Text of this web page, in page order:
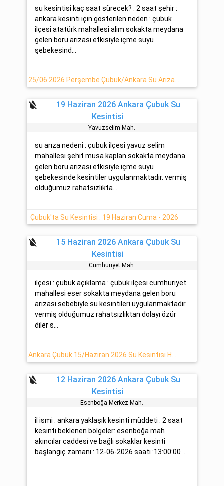
su kesintisi kaç saat sürecek? : 2 saat şehir :
ankara kesinti için gösterilen neden : çubuk
ilçesi atatürk mahallesi alim sokakta meydana
gelen boru arızası etkisiyle içme suyu
şebekesind...
format_color_reset
19 Haziran 2026 Ankara Çubuk Su
Kesintisi
Yavuzseli̇m Mah.
su arıza nedeni : çubuk ilçesi yavuz selim
mahallesi şehit musa kaplan sokakta meydana
gelen boru arızası etkisiyle içme suyu
şebekesinde kesintiler uygulanmaktadır. vermiş
olduğumuz rahatsızlıkta...
Çubuk'ta Su Kesintisi : 19 Haziran Cuma - 2026
format_color_reset
15 Haziran 2026 Ankara Çubuk Su
Kesintisi
Cumhuri̇yet Mah.
ilçesi : çubuk açıklama : çubuk ilçesi cumhuriyet
mahallesi eser sokakta meydana gelen boru
arızası sebebiyle su kesintileri uygulanmaktadır.
vermiş olduğumuz rahatsızlıktan dolayı özür
diler s...
format_color_reset
12 Haziran 2026 Ankara Çubuk Su
Kesintisi
Esenboğa Merkez Mah.
il ismi : ankara yaklaşık kesinti müddeti : 2 saat
kesinti beklenen bölgeler: esenboğa maḣ
akıncılar caddesi̇ ve bağlı sokaklar kesinti
başlangıç zamanı : 12-06-2026 saati :13:00:00 ...